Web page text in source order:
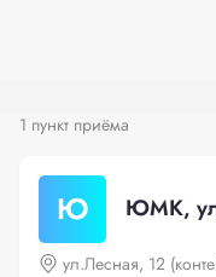
1 пункт приёма
Ю ЮМК,
ул.Лесная, 12